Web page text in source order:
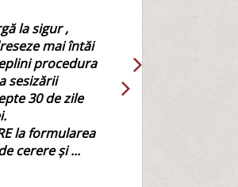
la sigur ,
mai întăi
procedura
sesizării
30 de zile
la formularea
cerere și ...